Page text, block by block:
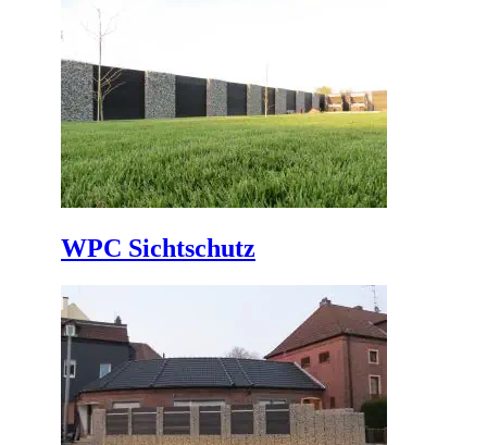
WPC Sichtschutz